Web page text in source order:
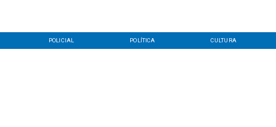
POLICIAL POLÍTICA CULTURA